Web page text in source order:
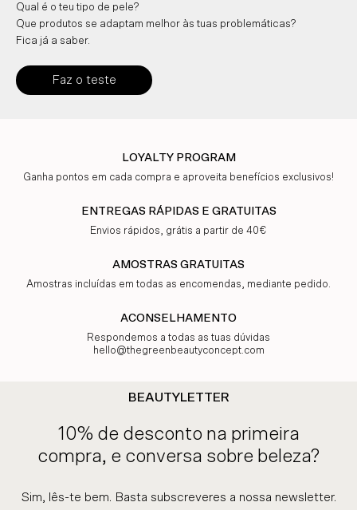
Qual é o teu tipo de pele?
Que produtos se adaptam melhor às tuas problemáticas?
Fica já a saber.
Faz o teste
LOYALTY PROGRAM
Ganha pontos em cada compra e aproveita benefícios exclusivos!
ENTREGAS RÁPIDAS E GRATUITAS
Envios rápidos, grátis a partir de 40€
AMOSTRAS GRATUITAS
Amostras incluídas em todas as encomendas, mediante pedido.
ACONSELHAMENTO
Respondemos a todas as tuas dúvidas
hello@thegreenbeautyconcept.com
BEAUTYLETTER
10% de desconto na primeira
compra, e conversa sobre beleza?
Sim, lês-te bem. Basta subscreveres a nossa newsletter.